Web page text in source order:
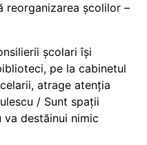
reorganizarea școlilor –
școlari își
pe la cabinetul
atrage atenția
/ Sunt spații
destăinui nimic